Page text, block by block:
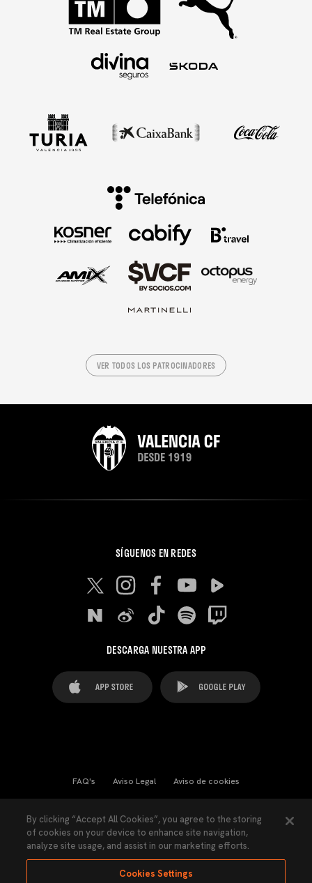
VER TODOS LOS PATROCINADORES
SÍGUENOS EN REDES
DESCARGA NUESTRA APP
FAQ's Aviso Legal Aviso de cookies
Ley Transparencia Política de Privacidad
Accesibilidad
By clicking “Accept All Cookies”, you agree to the storing
of cookies on your device to enhance site navigation,
analyze site usage, and assist in our marketing efforts.
Cookies Settings